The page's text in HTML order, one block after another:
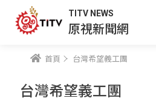
TITV NEWS
原視新聞網
首頁 台灣希望義工團
台灣希望義工團